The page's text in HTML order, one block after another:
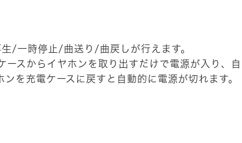
/一時停止/曲送り/曲戻しが行えます。
スからイヤホンを取り出すだけで電源が入り、自
を充電ケースに戻すと自動的に電源が切れます。